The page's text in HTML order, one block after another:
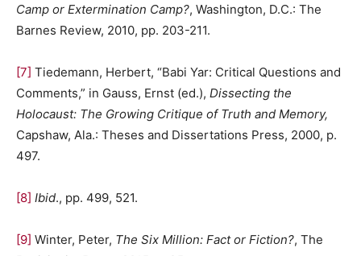
Camp or Extermination Camp?, Washington, D.C.: The
Barnes Review, 2010, pp. 203-211.
[7] Tiedemann, Herbert, “Babi Yar: Critical Questions and
Comments,” in Gauss, Ernst (ed.), Dissecting the
Holocaust: The Growing Critique of Truth and Memory,
Capshaw, Ala.: Theses and Dissertations Press, 2000, p.
497.
[8] Ibid., pp. 499, 521.
[9] Winter, Peter, The Six Million: Fact or Fiction?, The